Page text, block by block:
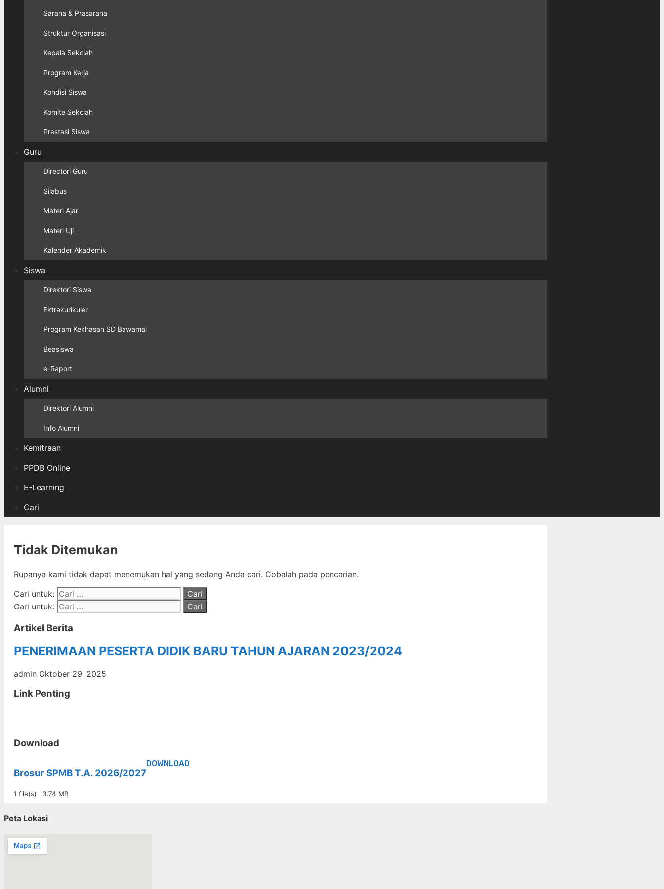
Sarana & Prasarana
Struktur Organisasi
Kepala Sekolah
Program Kerja
Kondisi Siswa
Komite Sekolah
Prestasi Siswa
Guru
Directori Guru
Silabus
Materi Ajar
Materi Uji
Kalender Akademik
Siswa
Direktori Siswa
Ektrakurikuler
Program Kekhasan SD Bawamai
Beasiswa
e-Raport
Alumni
Direktori Alumni
Info Alumni
Kemitraan
PPDB Online
E-Learning
Cari
Tidak Ditemukan
Rupanya kami tidak dapat menemukan hal yang sedang Anda cari. Cobalah pada pencarian.
Cari untuk:
Cari untuk:
Artikel Berita
PENERIMAAN PESERTA DIDIK BARU TAHUN AJARAN 2023/2024
admin Oktober 29, 2025
Link Penting
Download
Brosur SPMB T.A. 2026/2027
1 file(s) 3.74 MB
DOWNLOAD
Peta Lokasi